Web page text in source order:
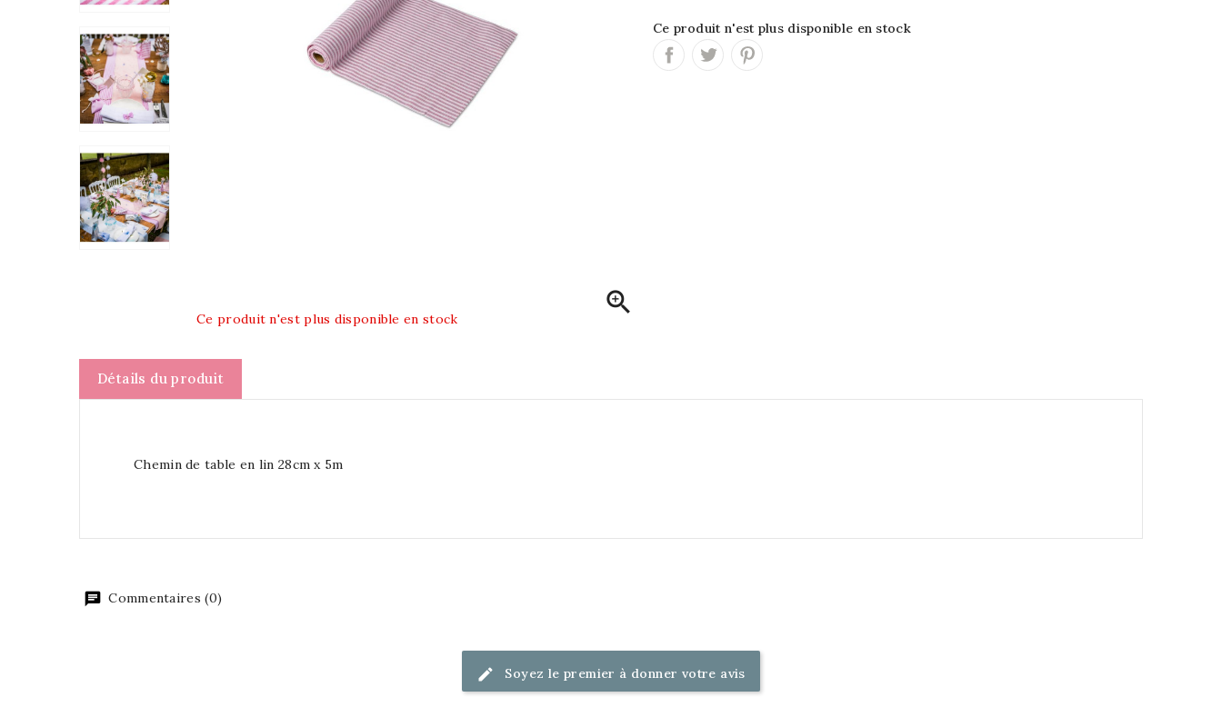

Ce produit n'est plus disponible en stock
Ce produit n'est plus disponible en stock
Détails du produit
Chemin de table en lin 28cm x 5m
Commentaires (0)
Soyez le premier à donner votre avis